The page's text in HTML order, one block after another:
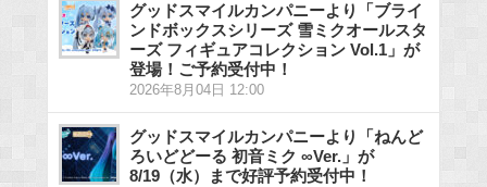
グッドスマイルカンパニーより「ブライ
ンドボックスシリーズ 雪ミクオールスタ
ーズ フィギュアコレクション Vol.1」が
登場！ご予約受付中！
2026年8月04日 12:00
グッドスマイルカンパニーより「ねんど
ろいどどーる 初音ミク ∞Ver.」が
8/19（水）まで好評予約受付中！